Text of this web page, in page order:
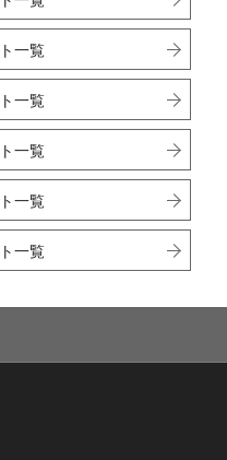
一覧
一覧
一覧
一覧
一覧